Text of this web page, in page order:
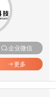
企业微信
更多